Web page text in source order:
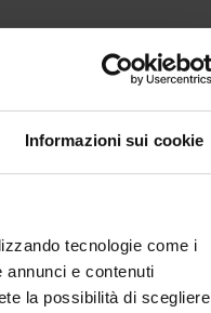
Informazioni sui cookie
tecnologie come i
e contenuti
la possibilità di scegliere